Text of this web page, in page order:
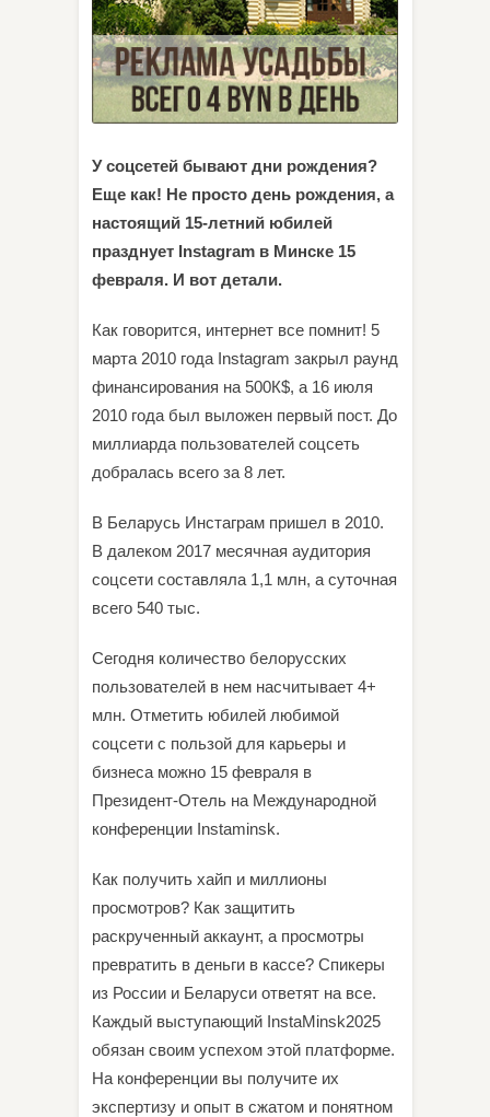
У соцсетей бывают дни рождения?
Еще как! Не просто день рождения, а
настоящий 15-летний юбилей
празднует Instagram в Минске 15
февраля. И вот детали.
Как говорится, интернет все помнит! 5
марта 2010 года Instagram закрыл раунд
финансирования на 500К$, а 16 июля
2010 года был выложен первый пост. До
миллиарда пользователей соцсеть
добралась всего за 8 лет.
В Беларусь Инстаграм пришел в 2010.
В далеком 2017 месячная аудитория
соцсети составляла 1,1 млн, а суточная
всего 540 тыс.
Сегодня количество белорусских
пользователей в нем насчитывает 4+
млн. Отметить юбилей любимой
соцсети с пользой для карьеры и
бизнеса можно 15 февраля в
Президент-Отель на Международной
конференции Instaminsk.
Как получить хайп и миллионы
просмотров? Как защитить
раскрученный аккаунт, а просмотры
превратить в деньги в кассе? Спикеры
из России и Беларуси ответят на все.
Каждый выступающий InstaMinsk2025
обязан своим успехом этой платформе.
На конференции вы получите их
экспертизу и опыт в сжатом и понятном